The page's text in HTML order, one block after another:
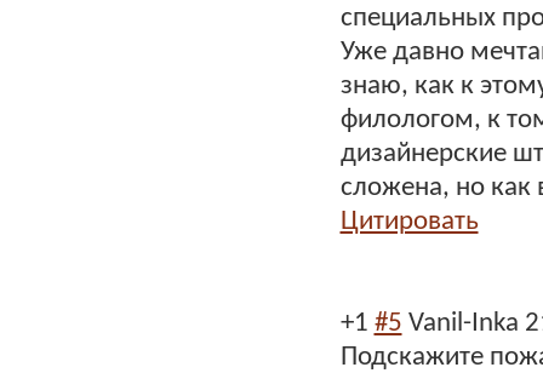
специальных
Уже давно
знаю, как к
филологом, к
дизайнерские
сложена, но как
Цитировать
+1 #5 Vanil-Inka
Подскажите